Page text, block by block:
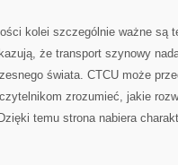
kolei szczególnie ważne są
że transport szynowy
świata. CTCU może
zrozumieć, jakie
temu strona nabiera